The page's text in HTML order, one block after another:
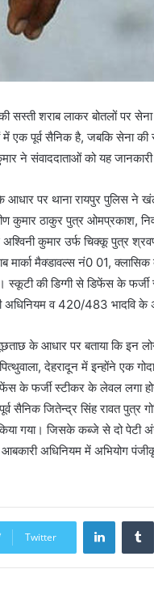
सस्ती शराब लाकर बोतलों पर
एक पूर्व सैनिक है, जबकि सेना की
ने संवाददाताओं को यह जानकारी
के आधार पर थाना रायपुर
कुमार ठाकुर पुत्र ओमप्रकाश,
कुमार उर्फ चिक्कू पुत्र
मार्का मैक्डावल्स नं0 01,
स्कूटी की डिग्गी से डिफेंस के
व 420/483 भादवि के
के आधार पर बताया कि इन
देहरादून में इन्होंने एक
के फर्जी स्टीकर के लेवल लगा
सैनिक जितेन्द्र सिंह रावत पुत्र
गया। जिसके कब्जे से दो
अधिनियम में अभियोग
Twitter